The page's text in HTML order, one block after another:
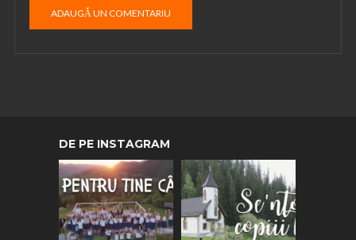
DE PE INSTAGRAM